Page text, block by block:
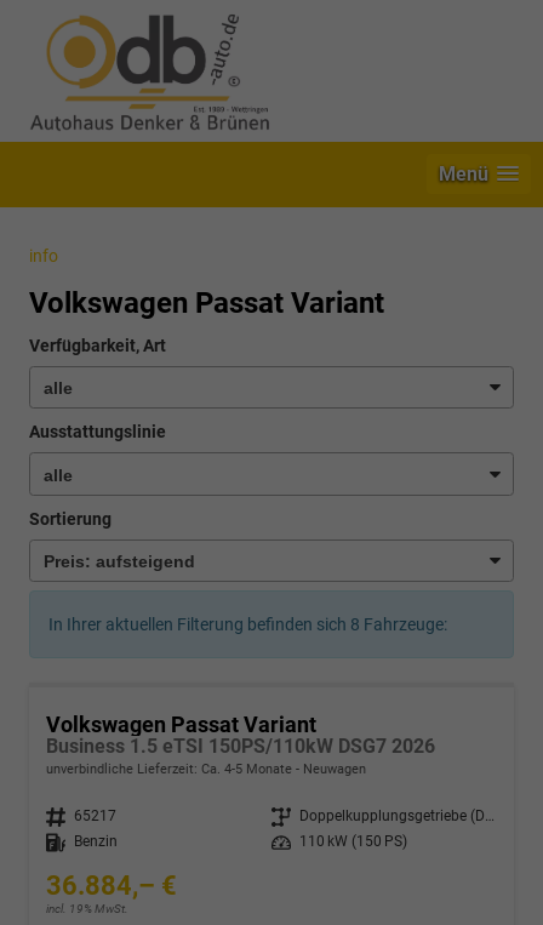
Menü
info
Volkswagen Passat Variant
Verfügbarkeit, Art
Ausstattungslinie
Sortierung
In Ihrer aktuellen Filterung befinden sich 8 Fahrzeuge:
Volkswagen Passat Variant
Business 1.5 eTSI 150PS/110kW DSG7 2026
unverbindliche Lieferzeit: Ca. 4-5 Monate Neuwagen
Fahrzeugnr. 65217 Getriebe
Doppelkupplungsgetriebe (DSG)
Kraftstoff
Benzin Leistung 110 kW (150 PS)
36.884,– €
incl. 19% MwSt.